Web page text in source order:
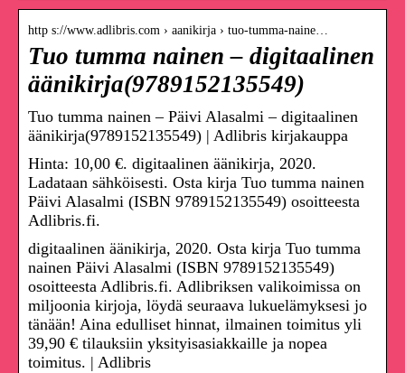
http s://www.adlibris.com › aanikirja › tuo-tumma-naine…
Tuo tumma nainen – digitaalinen
äänikirja(9789152135549)
Tuo tumma nainen – Päivi Alasalmi – digitaalinen
äänikirja(9789152135549) | Adlibris kirjakauppa
Hinta: 10,00 €. digitaalinen äänikirja, 2020.
Ladataan sähköisesti. Osta kirja Tuo tumma nainen
Päivi Alasalmi (ISBN 9789152135549) osoitteesta
Adlibris.fi.
digitaalinen äänikirja, 2020. Osta kirja Tuo tumma
nainen Päivi Alasalmi (ISBN 9789152135549)
osoitteesta Adlibris.fi. Adlibriksen valikoimissa on
miljoonia kirjoja, löydä seuraava lukuelämyksesi jo
tänään! Aina edulliset hinnat, ilmainen toimitus yli
39,90 € tilauksiin yksityisasiakkaille ja nopea
toimitus. | Adlibris